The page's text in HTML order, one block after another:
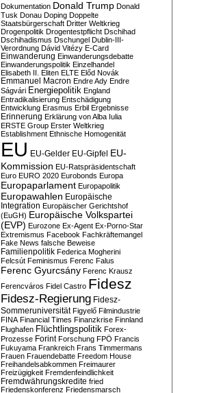
Dokumentation Donald Trump Donald
Tusk Donau Doping Doppelte
Staatsbürgerschaft Dritter Weltkrieg
Drogenpolitik Drogentestpflicht Dschihad
Dschihadismus Dschungel Dublin-III-
Verordnung Dávid Vitézy E-Card
Einwanderung Einwanderungsdebatte
Einwanderungspolitik Einzelhandel
Elisabeth II. Eliten ELTE Előd Novák
Emmanuel Macron Endre Ady Endre
Ságvári Energiepolitik England
Entradikalisierung Entschädigung
Entwicklung Erasmus Erbil Ergebnisse
Erinnerung Erklärung von Alba Iulia
ERSTE Group Erster Weltkrieg
Establishment Ethnische Homogenität
EU EU-Gelder EU-Gipfel EU-
Kommission EU-Ratspräsidentschaft
Euro EURO 2020 Eurobonds Europa
Europaparlament Europapolitik
Europawahlen Europäische
Integration Europäischer Gerichtshof
(EuGH) Europäische Volkspartei
(EVP) Eurozone Ex-Agent Ex-Porno-Star
Extremismus Facebook Fachkräftemangel
Fake News falsche Beweise
Familienpolitik Federica Mogherini
Felcsút Feminismus Ferenc Falus
Ferenc Gyurcsány Ferenc Krausz
Ferencváros Fidel Castro Fidesz
Fidesz-Regierung Fidesz-
Sommeruniversität Figyelő Filmindustrie
FINA Financial Times Finanzkrise Finnland
Flughafen Flüchtlingspolitik Forex-
Prozesse Forint Forschung FPÖ Francis
Fukuyama Frankreich Frans Timmermans
Frauen Frauendebatte Freedom House
Freihandelsabkommen Freimaurer
Freizügigkeit Fremdenfeindlichkeit
Fremdwährungskredite fried
Friedenskonferenz Friedensmarsch